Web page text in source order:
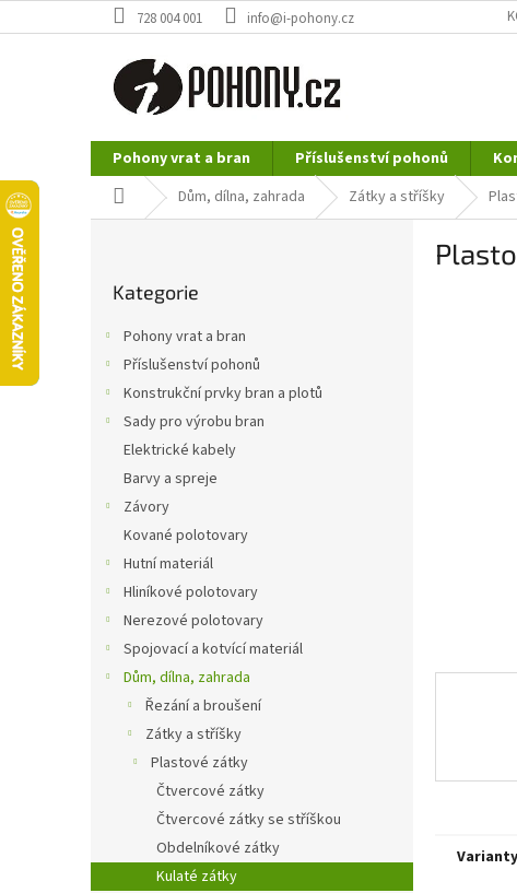
na
728 004 001 info@i-pohony.cz
Pohony vrat a bran Příslušenství pohonů
Nerezové polotovary
Hutní materiál
Domů Dům, dílna, zahrada Zátky a stříšky
kategorie
Kategorie
Pohony vrat a bran
Příslušenství pohonů
Konstrukční prvky bran a plotů
Sady pro výrobu bran
Elektrické kabely
Barvy a spreje
Závory
Kované polotovary
Hutní materiál
Hliníkové polotovary
Nerezové polotovary
Spojovací a kotvící materiál
Dům, dílna, zahrada
Řezání a broušení
Zátky a stříšky
Plastové zátky
Čtvercové zátky
Čtvercové zátky se stříškou
Obdelníkové zátky
Kulaté zátky
Varianty